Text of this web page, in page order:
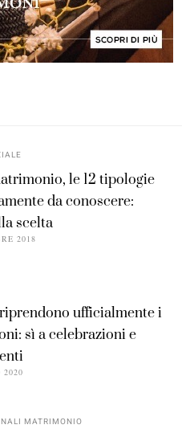
le 12 tipologie
da conoscere:
scelta
2018
ufficialmente i
sì a celebrazioni e
2020
MATRIMONIO